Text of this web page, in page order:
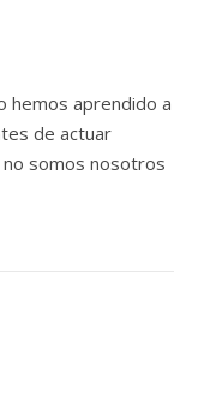
hemos aprendido a
de actuar
no somos nosotros